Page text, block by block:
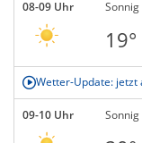
08-09 Uhr Sonnig
19°
Wetter-Update: jetzt
09-10 Uhr Sonnig